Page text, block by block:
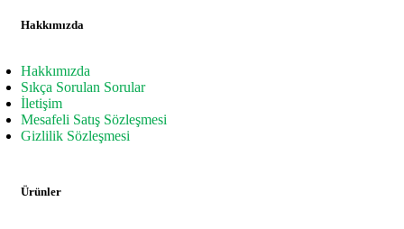
Hakkımızda
Hakkımızda
Sıkça Sorulan Sorular
İletişim
Mesafeli Satış Sözleşmesi
Gizlilik Sözleşmesi
Ürünler